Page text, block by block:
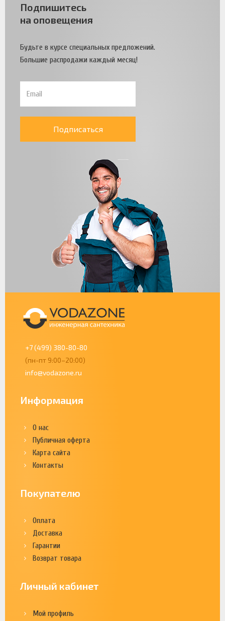
Подпишитесь
на оповещения
Будьте в курсе специальных предложений.
Большие распродажи каждый месяц!
Подписаться
+7 (499) 380-80-80
(пн-пт 9:00–20:00)
info@vodazone.ru
Информация
О нас
Публичная оферта
Карта сайта
Контакты
Покупателю
Оплата
Доставка
Гарантии
Возврат товара
Личный кабинет
Мой профиль